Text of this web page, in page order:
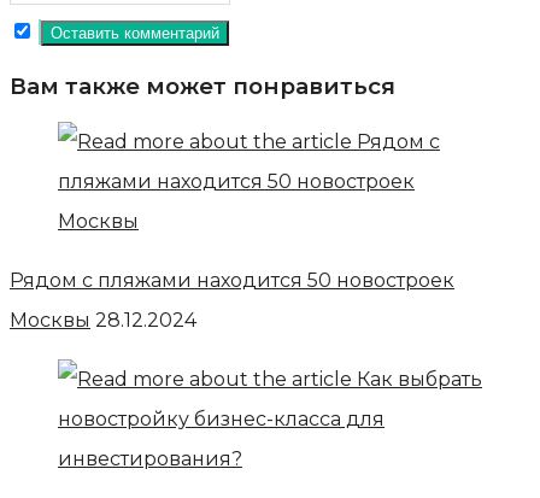
Вам также может понравиться
Рядом с пляжами находится 50 новостроек
Москвы 28.12.2024